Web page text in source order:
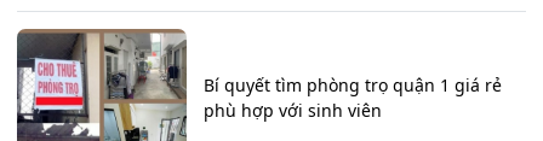
Bí quyết tìm phòng trọ quận 1 giá rẻ
phù hợp với sinh viên